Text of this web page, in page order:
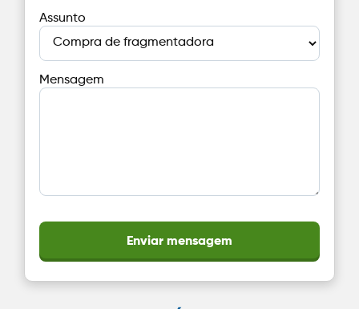
Assunto
Mensagem
Enviar mensagem